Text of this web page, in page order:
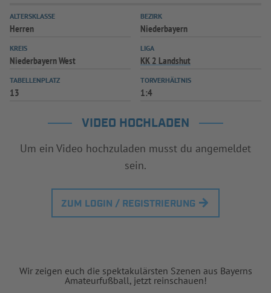
ALTERSKLASSE
Herren
BEZIRK
Niederbayern
KREIS
Niederbayern West
LIGA
KK 2 Landshut
TABELLENPLATZ
13
TORVERHÄLTNIS
1:4
VIDEO HOCHLADEN
Um ein Video hochzuladen musst du angemeldet
sein.
ZUM LOGIN / REGISTRIERUNG
Wir zeigen euch die spektakulärsten Szenen aus Bayerns
Amateurfußball, jetzt reinschauen!